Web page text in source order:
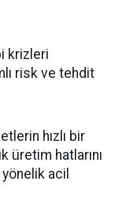
krizleri
risk ve tehdit
hızlı bir
üretim hatlarını
acil